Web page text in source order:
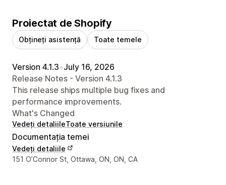
Proiectat de Shopify
Obțineți asistență Toate temele
Version 4.1.3•July 16, 2026
Release Notes - Version 4.1.3
This release ships multiple bug fixes and
performance improvements.
What's Changed
Vedeți detaliileToate versiunile
Documentația temei
Vedeți detaliile
Detaliile de contact ale designerului
151 O’Connor St, Ottawa, ON, ON, CA